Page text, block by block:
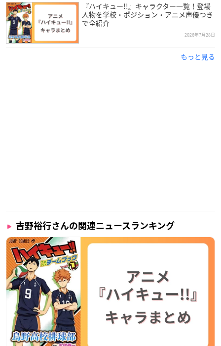
『ハイキュー!!』キャラクター一覧！登場
人物を学校・ポジション・アニメ声優つき
で全紹介
2026年7月28日
もっと見る
吉野裕行さんの関連ニュースランキング